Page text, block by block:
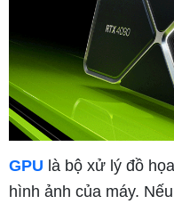
GPU là bộ xử lý đồ
hình ảnh của máy.